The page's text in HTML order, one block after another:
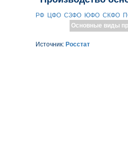
РФ ЦФО СЗФО ЮФО СКФО
Основные виды
Источник: Росстат